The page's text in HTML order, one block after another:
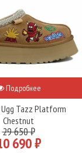
Подробнее
Tazz Platform
Chestnut
29 650 ₽
690 ₽